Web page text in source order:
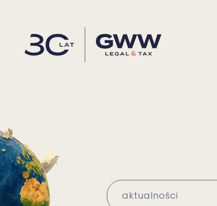
aktualności